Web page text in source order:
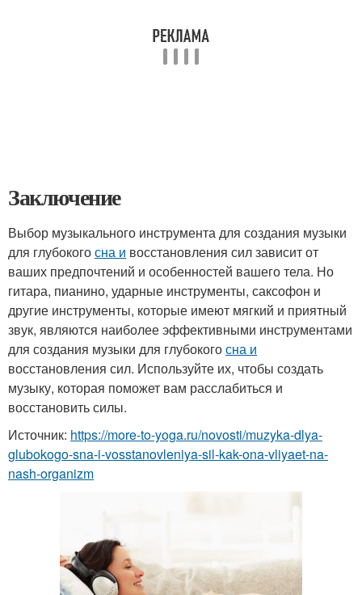
Заключение
Выбор музыкального инструмента для создания музыки
для глубокогосна и восстановления сил зависит от
ваших предпочтений и особенностей вашего тела. Но
гитара, пианино, ударные инструменты, саксофон и
другие инструменты, которые имеют мягкий и приятный
звук, являются наиболее эффективными инструментами
для создания музыки для глубокогосна и
восстановления сил. Используйте их, чтобы создать
музыку, которая поможет вам расслабиться и
восстановить силы.
Источник: https://more-to-yoga.ru/novosti/muzyka-dlya-
glubokogo-sna-i-vosstanovleniya-sil-kak-ona-vliyaet-na-
nash-organizm